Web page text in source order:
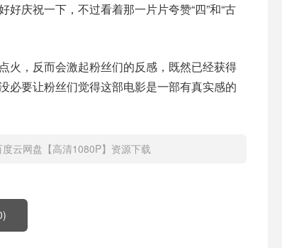
庆祝一下，不过看着那一片片夸赞“四”和“古
火，反而会激起粉丝们的反感，既然已经获得
必要让粉丝们觉得这部电影是一部有真实感的
云网盘【高清1080P】资源下载
)